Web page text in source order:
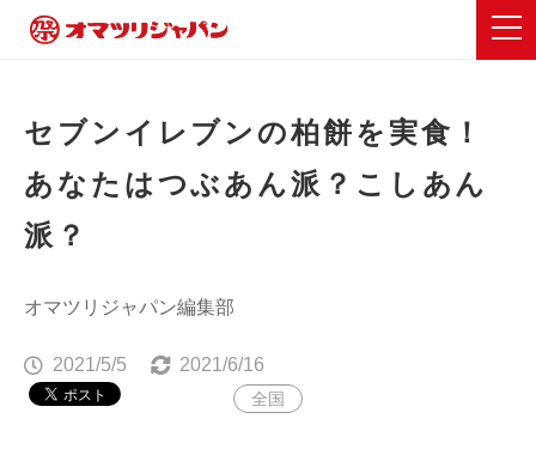
セブンイレブンの柏餅を実食！
あなたはつぶあん派？こしあん
派？
オマツリジャパン編集部
2021/5/5 2021/6/16
全国